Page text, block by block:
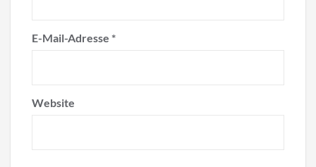
E-Mail-Adresse *
Website